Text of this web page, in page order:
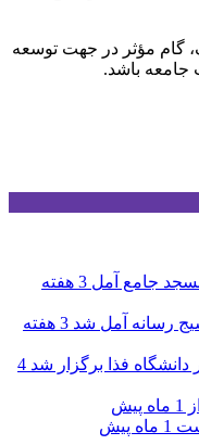
گام مؤثر در جهت توسعه
باشد.
جامع آمل
3 هفته
رسانه آمل شد
3 هفته
فذا برگزار شد 4
1 ماه پیش
1 ماه پیش